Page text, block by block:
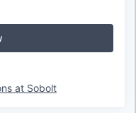
at Sobolt